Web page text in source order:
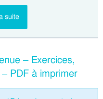
suite
– Exercices,
PDF à imprimer